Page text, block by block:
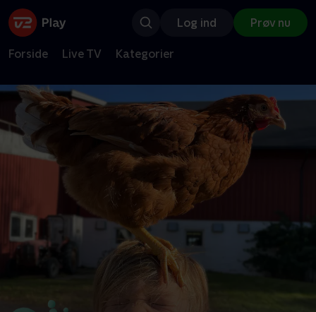
Log ind Prøv nu
Forside Live TV Kategorier